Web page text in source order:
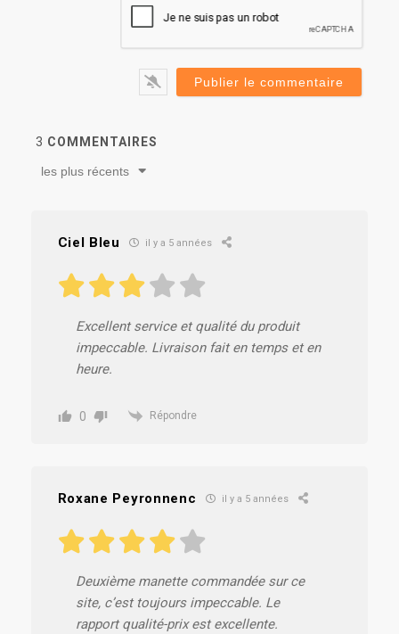
3 COMMENTAIRES
les plus récents
Ciel Bleu il y a 5 années
Excellent service et qualité du produit
impeccable. Livraison fait en temps et en
heure.
0 Répondre
Roxane Peyronnenc il y a 5 années
Deuxième manette commandée sur ce
site, c’est toujours impeccable. Le
rapport qualité-prix est excellente.